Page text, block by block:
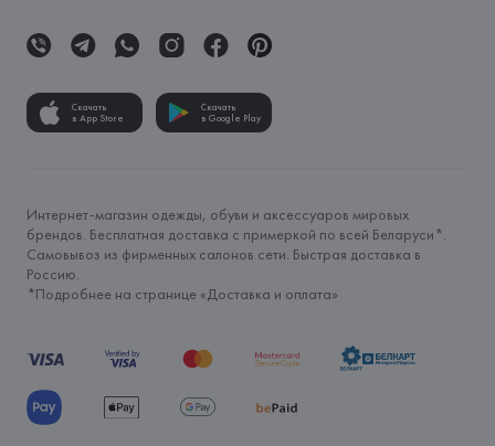
Скачать
в App Store
Скачать
в Google Play
Интернет-магазин одежды, обуви и аксессуаров мировых
брендов. Бесплатная доставка с примеркой по всей Беларуси*.
Самовывоз из фирменных салонов сети. Быстрая доставка в
Россию.
*Подробнее на странице «Доставка и оплата»